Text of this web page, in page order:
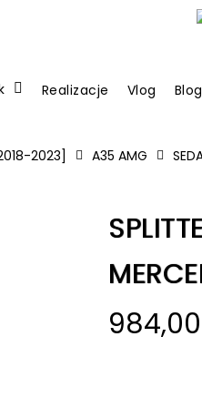
Realizacje Vlog Blog
2023] A35 AMG
984,00